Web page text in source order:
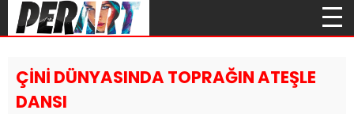
ÇİNİ DÜNYASINDA TOPRAĞIN ATEŞLE
DANSI